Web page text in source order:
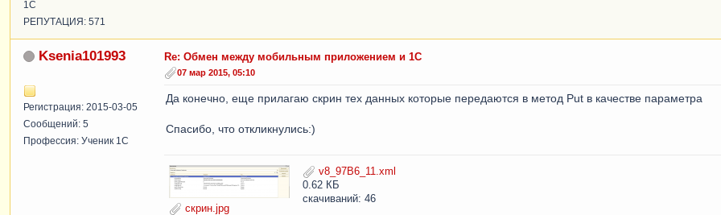
1С
РЕПУТАЦИЯ: 571
Ksenia101993
Регистрация: 2015-03-05
Сообщений: 5
Профессия: Ученик 1С
Re: Обмен между мобильным приложением и 1С
07 мар 2015, 05:10
Да конечно, еще прилагаю скрин тех данных которые передаются в метод Put в качестве параметра
Спасибо, что откликнулись:)
скрин.jpg
v8_97B6_11.xml
0.62 КБ
скачиваний: 46